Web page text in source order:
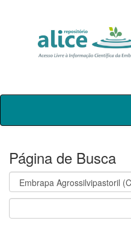
Skip
Página de Busca